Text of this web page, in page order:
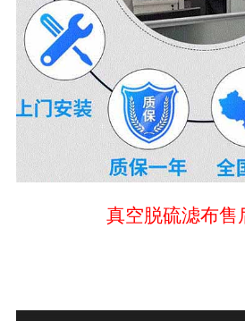
真空脱硫滤布售